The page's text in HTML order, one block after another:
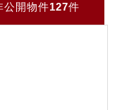
公開物件127件